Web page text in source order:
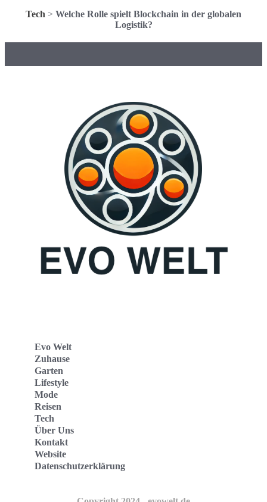
Tech > Welche Rolle spielt Blockchain in der globalen
Logistik?
Evo Welt
Zuhause
Garten
Lifestyle
Mode
Reisen
Tech
Über Uns
Kontakt
Website
Datenschutzerklärung